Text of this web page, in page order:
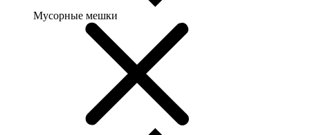
Мусорные мешки